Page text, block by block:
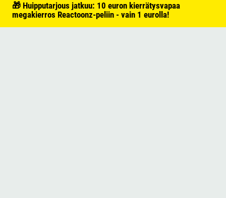
🎁 Huipputarjous jatkuu: 10 euron kierrätysvapaa
megakierros Reactoonz-peliin - vain 1 eurolla!